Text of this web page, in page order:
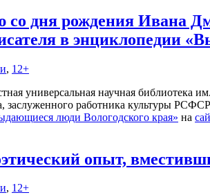
со дня рождения Ивана
в энциклопедии
, 12+
универсальная научная
заслуженного работника культуры
люди Вологодского края» на
опыт,
, 12+